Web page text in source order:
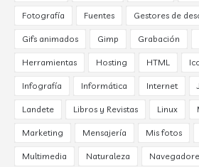
Fotografía Fuentes Gestores de
Gifs animados Gimp Grabación
Herramientas Hosting HTML
Infografía Informática Internet
Landete Libros y Revistas Linux
Marketing Mensajería Mis fotos
Multimedia Naturaleza